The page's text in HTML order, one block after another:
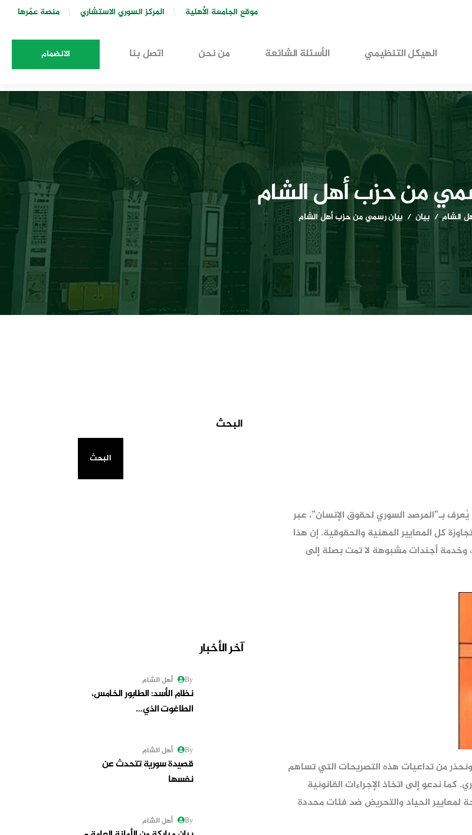
موقع الجامعة الأهلية المركز السوري الاستشاري منصة عمّرها
الهيكل التنظيمي الأسئلة الشائعة من نحن اتصل بنا الانضمام
من حزب أهل الشام
الشام بيان بيان رسمي من حزب أهل الشام
يُعرف بـ”المرصد السوري لحقوق الإنسان”، عبر
متجاوزة كل المعايير المهنية والحقوقية. إن هذا
وخدمة أجندات مشبوهة لا تمت بصلة إلى
من تداعيات هذه التصريحات التي تساهم
ندعو إلى اتخاذ الإجراءات القانونية
لمعايير الحياد والتحريض ضد فئات محددة
البحث
البحث
آخر الأخبار
نظام الأسد: الطابور الخامس،
الطاغوت الذي…
By أهل الشام
قصيدة سورية تتحدث عن
نفسها
By أهل الشام
By أهل الشام